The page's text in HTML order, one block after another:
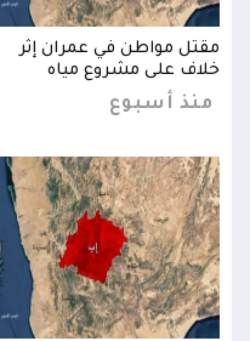
مقتل مواطن في عمران إثر
خلاف على مشروع مياه
منذ أسبوع